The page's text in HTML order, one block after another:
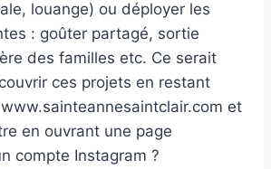
louange) ou déployer les
: goûter partagé, sortie
des familles etc. Ce serait
ces projets en restant
et
en ouvrant une page
compte Instagram ?